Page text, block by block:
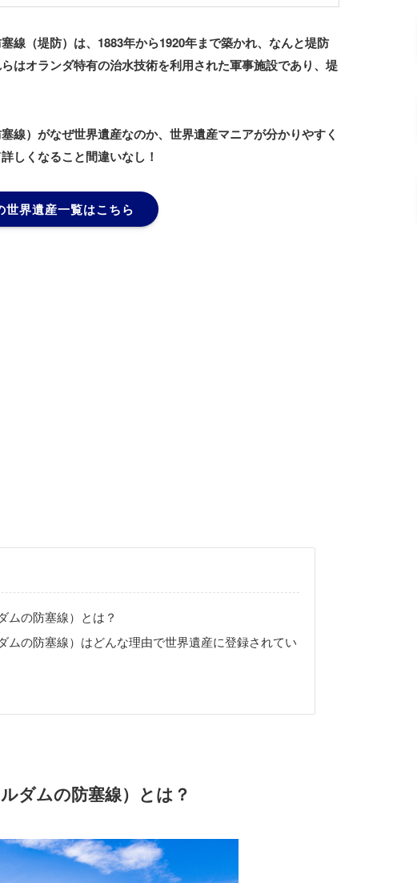
線（堤防）は、1883年から1920年まで築かれ、なんと堤防
はオランダ特有の治水技術を利用された軍事施設であり、堤
線）がなぜ世界遺産なのか、世界遺産マニアが分かりやすく
しくなること間違いなし！
世界遺産一覧はこちら
ムの防塞線）とは？
ムの防塞線）はどんな理由で世界遺産に登録されてい
ダムの防塞線）とは？